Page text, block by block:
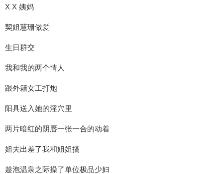
X X 姨妈
契姐慧珊做爱
生日群交
我和我的两个情人
跟外籍女工打炮
阳具送入她的淫穴里
两片暗红的阴唇一张一合的动着
姐夫出差了我和姐姐搞
趁泡温泉之际操了单位极品少妇